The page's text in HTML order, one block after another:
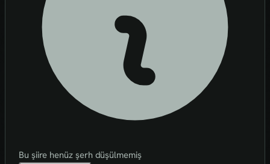
Bu şiire henüz şerh düşülmemiş